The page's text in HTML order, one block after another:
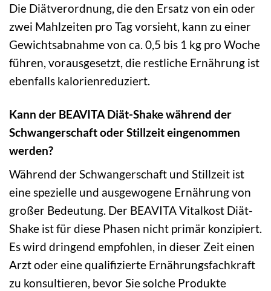
Die Diätverordnung, die den Ersatz von ein oder
zwei Mahlzeiten pro Tag vorsieht, kann zu einer
Gewichtsabnahme von ca. 0,5 bis 1 kg pro Woche
führen, vorausgesetzt, die restliche Ernährung ist
ebenfalls kalorienreduziert.
Kann der BEAVITA Diät-Shake während der
Schwangerschaft oder Stillzeit eingenommen
werden?
Während der Schwangerschaft und Stillzeit ist
eine spezielle und ausgewogene Ernährung von
großer Bedeutung. Der BEAVITA Vitalkost Diät-
Shake ist für diese Phasen nicht primär konzipiert.
Es wird dringend empfohlen, in dieser Zeit einen
Arzt oder eine qualifizierte Ernährungsfachkraft
zu konsultieren, bevor Sie solche Produkte